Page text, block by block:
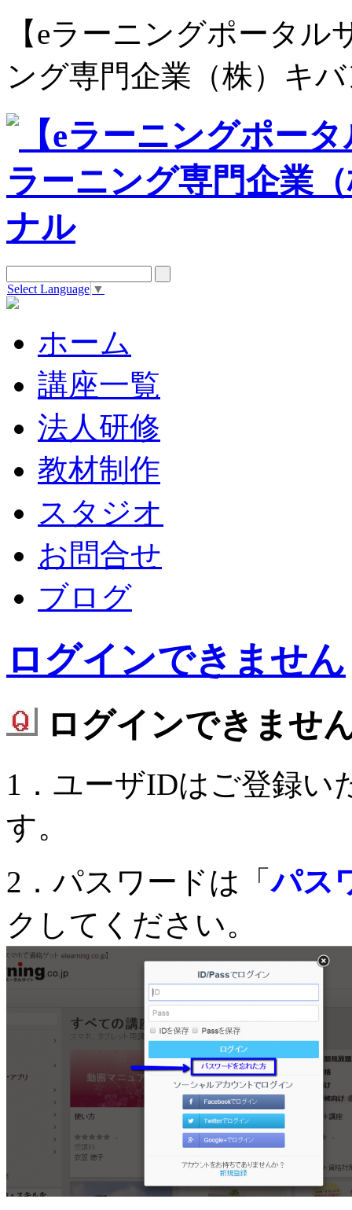
【eラーニングポータル
ング専門企業（株）キ
Select Language ▼
ホーム
講座一覧
法人研修
教材制作
スタジオ
お問合せ
ブログ
ログインできません
ログインできませ
1．ユーザIDはご登録い
す。
2．パスワードは「パス
クしてください。